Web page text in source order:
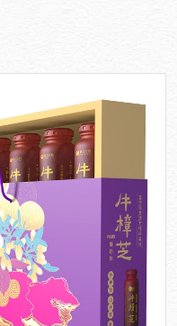
問，黑心油爆發後，東方的橄欖
灣小果苦茶油頗受消費者肯定
場也種植目前最夯的”穀物界的紅
般的原生作物種植在雲林，雲林
時間，讓消費者實地參訪，歡迎
”。從事農務以來參與農委會許
然農法採友善土地耕種，所有的